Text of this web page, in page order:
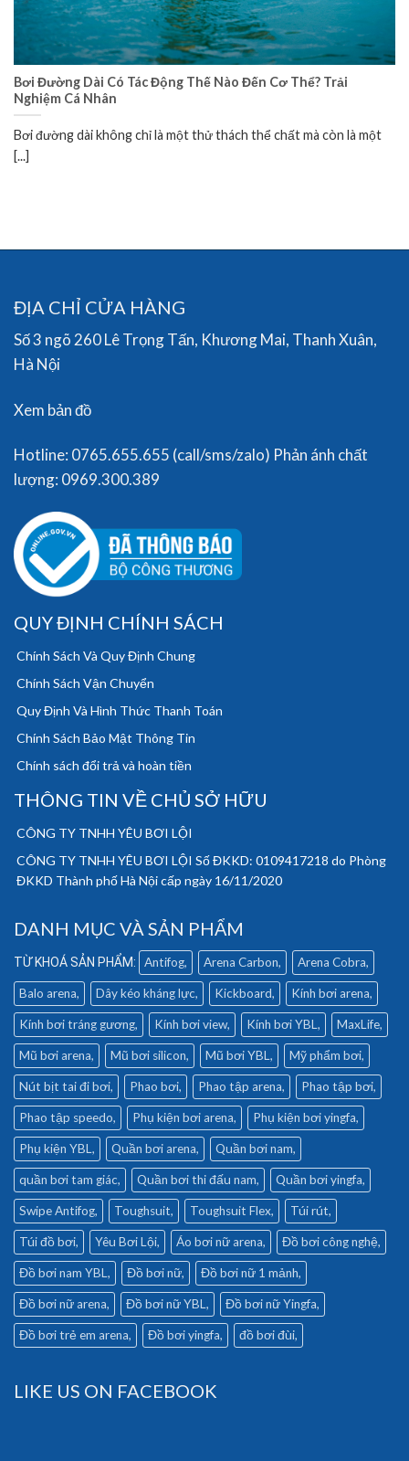
Bơi Đường Dài Có Tác Động Thế Nào Đến Cơ Thể? Trải
Nghiệm Cá Nhân
Bơi đường dài không chỉ là một thử thách thể chất mà còn là một
[...]
ĐỊA CHỈ CỬA HÀNG
Số 3 ngõ 260 Lê Trọng Tấn, Khương Mai, Thanh Xuân,
Hà Nội
Xem bản đồ
Hotline: 0765.655.655 (call/sms/zalo) Phản ánh chất
lượng: 0969.300.389
QUY ĐỊNH CHÍNH SÁCH
Chính Sách Và Quy Định Chung
Chính Sách Vận Chuyển
Quy Định Và Hình Thức Thanh Toán
Chính Sách Bảo Mật Thông Tin
Chính sách đổi trả và hoàn tiền
THÔNG TIN VỀ CHỦ SỞ HỮU
CÔNG TY TNHH YÊU BƠI LỘI
CÔNG TY TNHH YÊU BƠI LỘI Số ĐKKD: 0109417218 do Phòng
ĐKKD Thành phố Hà Nội cấp ngày 16/11/2020
DANH MỤC VÀ SẢN PHẨM
Antifog Arena Carbon Arena Cobra
Balo arena Dây kéo kháng lực Kickboard Kính bơi arena
Kính bơi tráng gương Kính bơi view Kính bơi YBL MaxLife
Mũ bơi arena Mũ bơi silicon Mũ bơi YBL Mỹ phẩm bơi
Nút bịt tai đi bơi Phao bơi Phao tập arena Phao tập bơi
Phao tập speedo Phụ kiện bơi arena Phụ kiện bơi yingfa
Phụ kiện YBL Quần bơi arena Quần bơi nam
quần bơi tam giác Quần bơi thi đấu nam Quần bơi yingfa
Swipe Antifog Toughsuit Toughsuit Flex Túi rút
Túi đồ bơi Yêu Bơi Lội Áo bơi nữ arena Đồ bơi công nghệ
Đồ bơi nam YBL Đồ bơi nữ Đồ bơi nữ 1 mảnh
Đồ bơi nữ arena Đồ bơi nữ YBL Đồ bơi nữ Yingfa
Đồ bơi trẻ em arena Đồ bơi yingfa đồ bơi đùi
LIKE US ON FACEBOOK